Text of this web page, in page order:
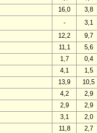
16,0
3,8
-
3,1
12,2
9,7
11,1
5,6
1,7
0,4
4,1
1,5
13,9
10,5
4,2
2,9
2,9
2,9
3,1
2,0
11,8
2,7